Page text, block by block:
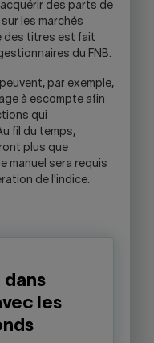
des parts de
les marchés
des titres est fait
du FNB.
peuvent, par exemple,
à escompte afin
qui
fil du temps,
plus que
manuel sera requis
de l'indice.
dans
les